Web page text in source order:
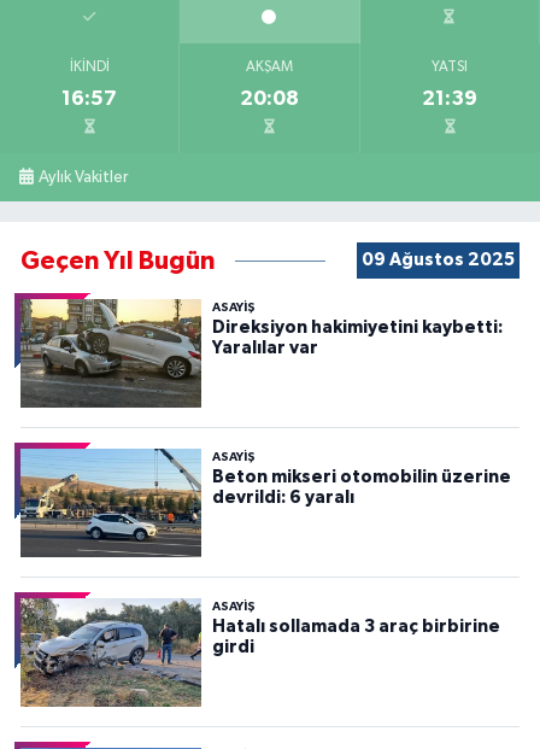
İKINDI
16:57
AKŞAM
20:08
YATSI
21:39
Aylık Vakitler
Geçen Yıl Bugün 09 Ağustos 2025
ASAYİŞ
Direksiyon hakimiyetini kaybetti:
Yaralılar var
ASAYİŞ
Beton mikseri otomobilin üzerine
devrildi: 6 yaralı
ASAYİŞ
Hatalı sollamada 3 araç birbirine
girdi